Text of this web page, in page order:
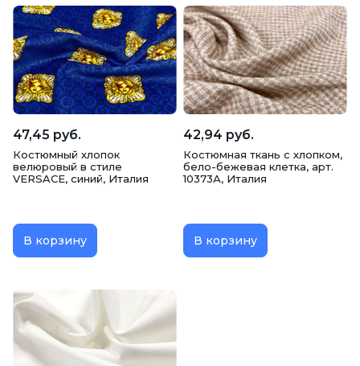
47,45 руб.
Костюмный хлопок
велюровый в стиле
VERSACE, синий, Италия
В корзину
42,94 руб.
Костюмная ткань с хлопком,
бело-бежевая клетка, арт.
10373А, Италия
В корзину